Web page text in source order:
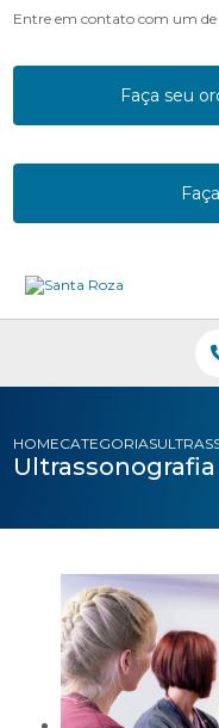
Entre em contato com um de
Faça seu
HOMECATEGORIAS